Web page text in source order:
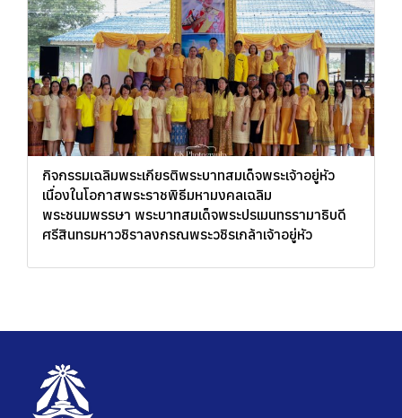
กิจกรรมเฉลิมพระเกียรติพระบาทสมเด็จพระเจ้าอยู่หัว
เนื่องในโอกาสพระราชพิธีมหามงคลเฉลิม
พระชนมพรรษา พระบาทสมเด็จพระปรเมนทรรามาธิบดี
ศรีสินทรมหาวชิราลงกรณพระวชิรเกล้าเจ้าอยู่หัว